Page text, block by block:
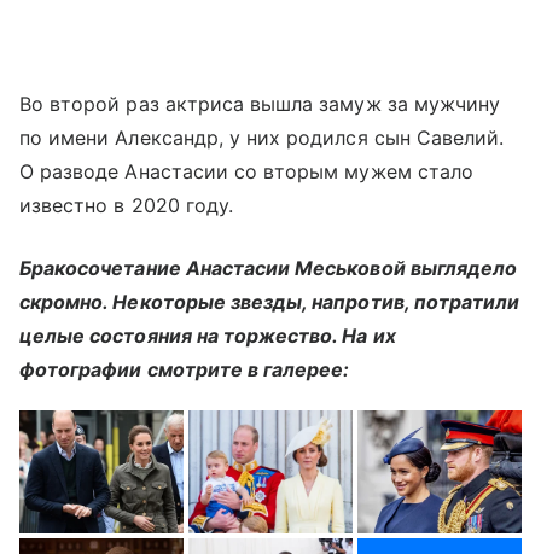
Во второй раз актриса вышла замуж за мужчину
по имени Александр, у них родился сын Савелий.
О разводе Анастасии со вторым мужем стало
известно в 2020 году.
Бракосочетание Анастасии Меськовой выглядело
скромно. Некоторые звезды, напротив, потратили
целые состояния на торжество. На их
фотографии смотрите в галерее: